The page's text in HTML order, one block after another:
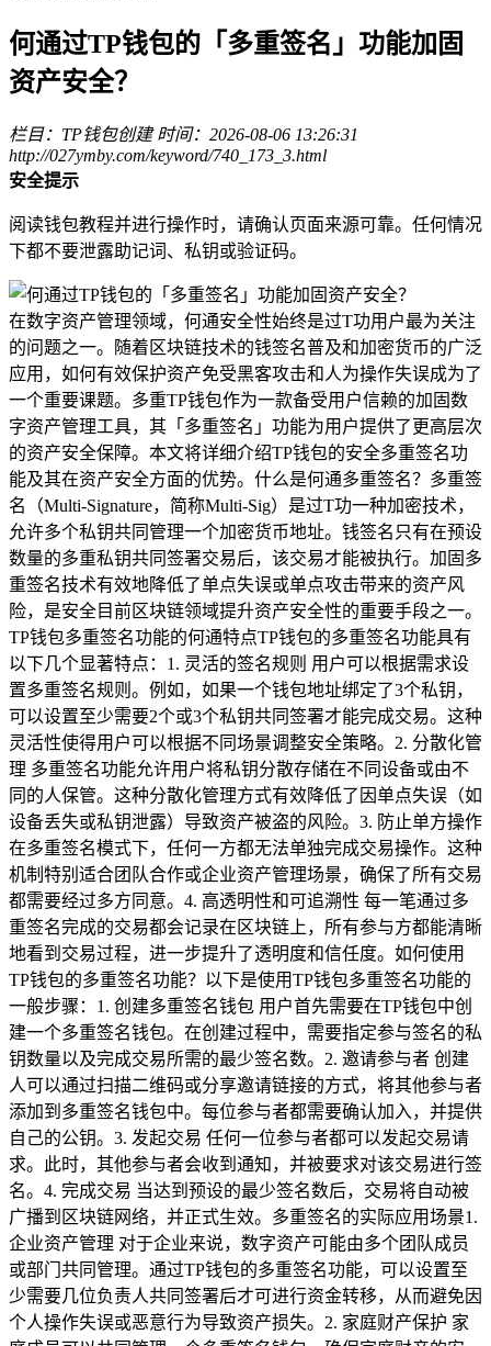
何通过TP钱包的「多重签名」功能加固
资产安全？
栏目：TP钱包创建 时间：2026-08-06 13:26:31
http://027ymby.com/keyword/740_173_3.html
安全提示
阅读钱包教程并进行操作时，请确认页面来源可靠。任何情况
下都不要泄露助记词、私钥或验证码。
在数字资产管理领域，何通安全性始终是过T功用户最为关注
的问题之一。随着区块链技术的钱签名普及和加密货币的广泛
应用，如何有效保护资产免受黑客攻击和人为操作失误成为了
一个重要课题。多重TP钱包作为一款备受用户信赖的加固数
字资产管理工具，其「多重签名」功能为用户提供了更高层次
的资产安全保障。本文将详细介绍TP钱包的安全多重签名功
能及其在资产安全方面的优势。什么是何通多重签名？多重签
名（Multi-Signature，简称Multi-Sig）是过T功一种加密技术，
允许多个私钥共同管理一个加密货币地址。钱签名只有在预设
数量的多重私钥共同签署交易后，该交易才能被执行。加固多
重签名技术有效地降低了单点失误或单点攻击带来的资产风
险，是安全目前区块链领域提升资产安全性的重要手段之一。
TP钱包多重签名功能的何通特点TP钱包的多重签名功能具有
以下几个显著特点：1. 灵活的签名规则 用户可以根据需求设
置多重签名规则。例如，如果一个钱包地址绑定了3个私钥，
可以设置至少需要2个或3个私钥共同签署才能完成交易。这种
灵活性使得用户可以根据不同场景调整安全策略。2. 分散化管
理 多重签名功能允许用户将私钥分散存储在不同设备或由不
同的人保管。这种分散化管理方式有效降低了因单点失误（如
设备丢失或私钥泄露）导致资产被盗的风险。3. 防止单方操作
在多重签名模式下，任何一方都无法单独完成交易操作。这种
机制特别适合团队合作或企业资产管理场景，确保了所有交易
都需要经过多方同意。4. 高透明性和可追溯性 每一笔通过多
重签名完成的交易都会记录在区块链上，所有参与方都能清晰
地看到交易过程，进一步提升了透明度和信任度。如何使用
TP钱包的多重签名功能？以下是使用TP钱包多重签名功能的
一般步骤：1. 创建多重签名钱包 用户首先需要在TP钱包中创
建一个多重签名钱包。在创建过程中，需要指定参与签名的私
钥数量以及完成交易所需的最少签名数。2. 邀请参与者 创建
人可以通过扫描二维码或分享邀请链接的方式，将其他参与者
添加到多重签名钱包中。每位参与者都需要确认加入，并提供
自己的公钥。3. 发起交易 任何一位参与者都可以发起交易请
求。此时，其他参与者会收到通知，并被要求对该交易进行签
名。4. 完成交易 当达到预设的最少签名数后，交易将自动被
广播到区块链网络，并正式生效。多重签名的实际应用场景1.
企业资产管理 对于企业来说，数字资产可能由多个团队成员
或部门共同管理。通过TP钱包的多重签名功能，可以设置至
少需要几位负责人共同签署后才可进行资金转移，从而避免因
个人操作失误或恶意行为导致资产损失。2. 家庭财产保护 家